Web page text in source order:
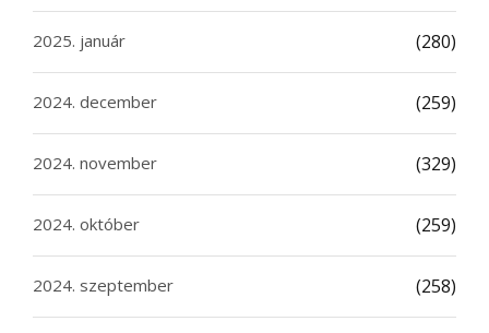
2025. január (280)
2024. december (259)
2024. november (329)
2024. október (259)
2024. szeptember (258)